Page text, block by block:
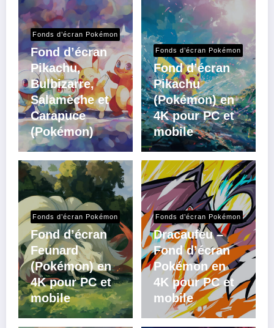
Fonds d’écran Pokémon
Fond d’écran
Pikachu,
Bulbizarre,
Salamèche et
Carapuce
(Pokémon)
Fonds d’écran Pokémon
Fond d’écran
Pikachu
(Pokémon) en
4K pour PC et
mobile
Fonds d’écran Pokémon
Fond d’écran
Feunard
(Pokémon) en
4K pour PC et
mobile
Fonds d’écran Pokémon
Dracaufeu –
Fond d’écran
Pokémon en
4K pour PC et
mobile